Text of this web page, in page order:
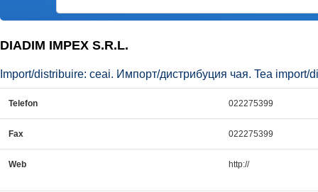
DIADIM IMPEX S.R.L.
Import/distribuire: ceai. Импорт/дистрибуция чая. Tea import/
Telefon 022275399
Fax 022275399
Web http://